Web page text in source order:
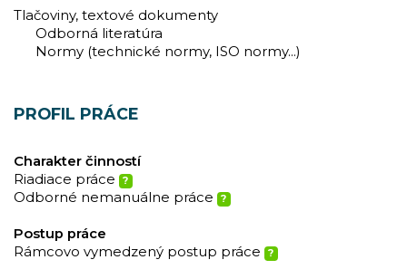
Tlačoviny, textové dokumenty
Odborná literatúra
Normy (technické normy, ISO normy...)
PROFIL PRÁCE
Charakter činností
Riadiace práce
?
Odborné nemanuálne práce ?
Postup práce
Rámcovo vymedzený postup práce
?